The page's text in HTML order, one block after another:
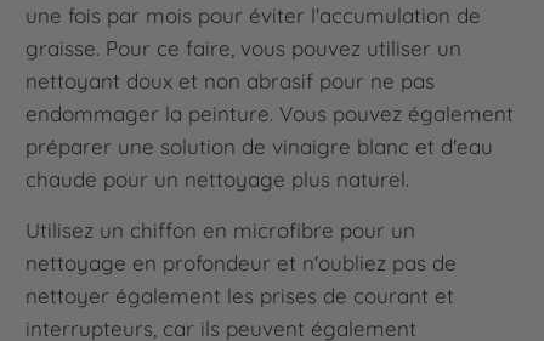
une fois par mois pour éviter l'accumulation de
graisse. Pour ce faire, vous pouvez utiliser un
nettoyant doux et non abrasif pour ne pas
endommager la peinture. Vous pouvez également
préparer une solution de vinaigre blanc et d'eau
chaude pour un nettoyage plus naturel.
Utilisez un chiffon en microfibre pour un
nettoyage en profondeur et n'oubliez pas de
nettoyer également les prises de courant et
interrupteurs, car ils peuvent également